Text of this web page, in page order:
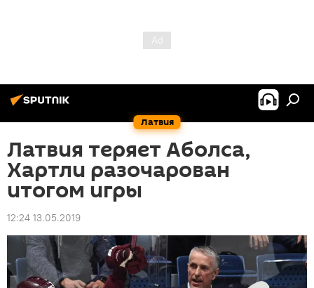
Латвия
Латвия теряет Аболса,
Хартли разочарован
итогом игры
12:24 13.05.2019